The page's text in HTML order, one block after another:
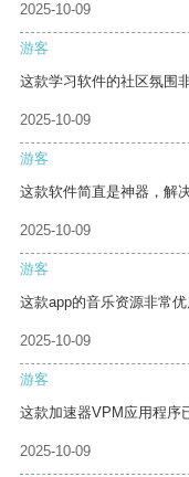
2025-10-09
游客
这款学习软件的社区氛围
2025-10-09
游客
这款软件简直是神器，解
2025-10-09
游客
这款app的音乐资源非常
2025-10-09
游客
这款加速器VPM应用程序
2025-10-09